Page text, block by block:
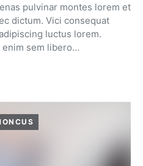
pulvinar montes lorem et
dictum. Vici consequat
luctus lorem.
enim sem libero…